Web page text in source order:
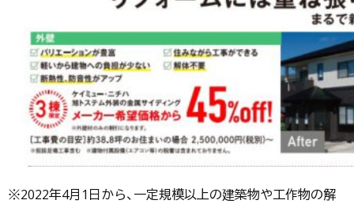
※2022年4月1日から、一定規模以上の建築物や工作物の解